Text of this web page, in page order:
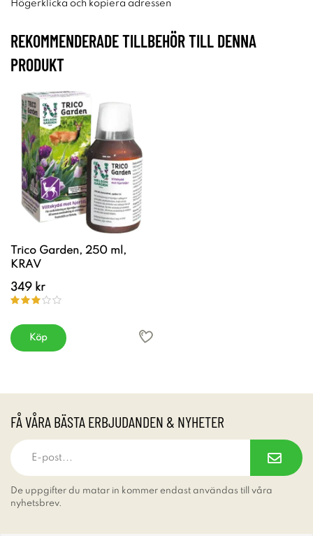
Högerklicka och kopiera adressen
REKOMMENDERADE TILLBEHÖR TILL DENNA
PRODUKT
Trico Garden, 250 ml,
KRAV
349 kr
Köp
FÅ VÅRA BÄSTA ERBJUDANDEN & NYHETER
De uppgifter du matar in kommer endast användas till våra
nyhetsbrev.